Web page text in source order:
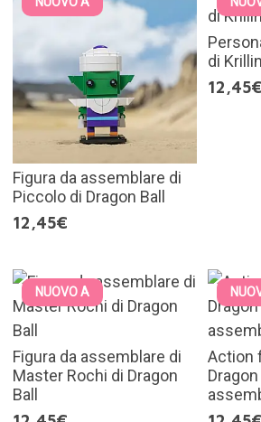
Figura da assemblare di
Piccolo di Dragon Ball
12,45€
di
12,45€
NUOVO A
Figura da assemblare di
Master Rochi di Dragon
Ball
Action